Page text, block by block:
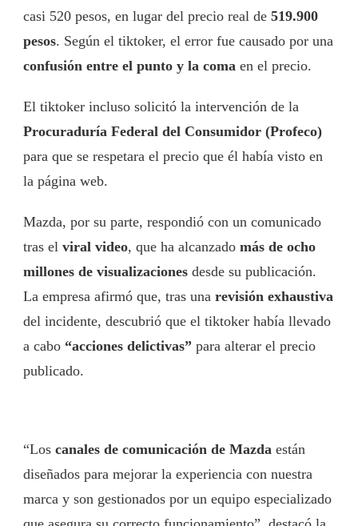
casi 520 pesos, en lugar del precio real de 519.900
pesos. Según el tiktoker, el error fue causado por una
confusión entre el punto y la coma en el precio.
El tiktoker incluso solicitó la intervención de la
Procuraduría Federal del Consumidor (Profeco)
para que se respetara el precio que él había visto en
la página web.
Mazda, por su parte, respondió con un comunicado
tras el viral video, que ha alcanzado más de ocho
millones de visualizaciones desde su publicación.
La empresa afirmó que, tras una revisión exhaustiva
del incidente, descubrió que el tiktoker había llevado
a cabo “acciones delictivas” para alterar el precio
publicado.
“Los canales de comunicación de Mazda están
diseñados para mejorar la experiencia con nuestra
marca y son gestionados por un equipo especializado